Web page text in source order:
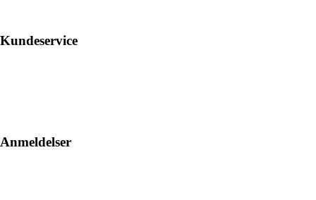
Kundeservice
Anmeldelser